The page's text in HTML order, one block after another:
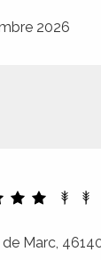
2026
Marc,